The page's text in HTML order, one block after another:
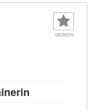
MERKEN